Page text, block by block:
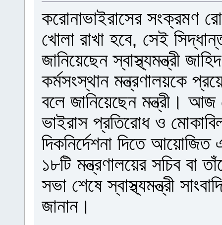
করোনাভাইরাসের সংক্রমণ
খোলা রাখা হবে, সেই
জানিয়েছেন স্বাস্থ্যমন্ত্রী
কর্মসংস্থান মন্ত্রণালয়কে
বলে জানিয়েছেন মন্ত্রী। আজ
ভাইরাস প্রতিরোধ ও
দিকনির্দেশনা দিতে
১৮টি মন্ত্রণালয়ের সচিব বা
সভা শেষে স্বাস্থ্যমন্ত্রী
জানান।